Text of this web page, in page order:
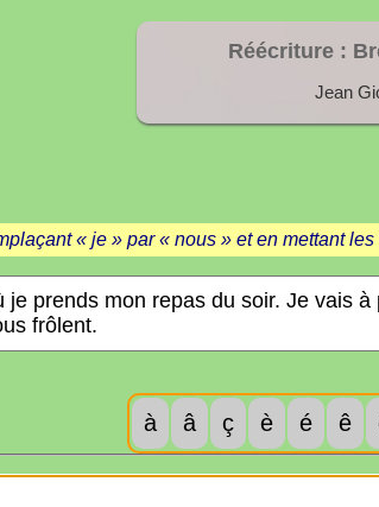
Réécriture :
Jean
« je » par « nous » et en mettant
à â ç è é ê